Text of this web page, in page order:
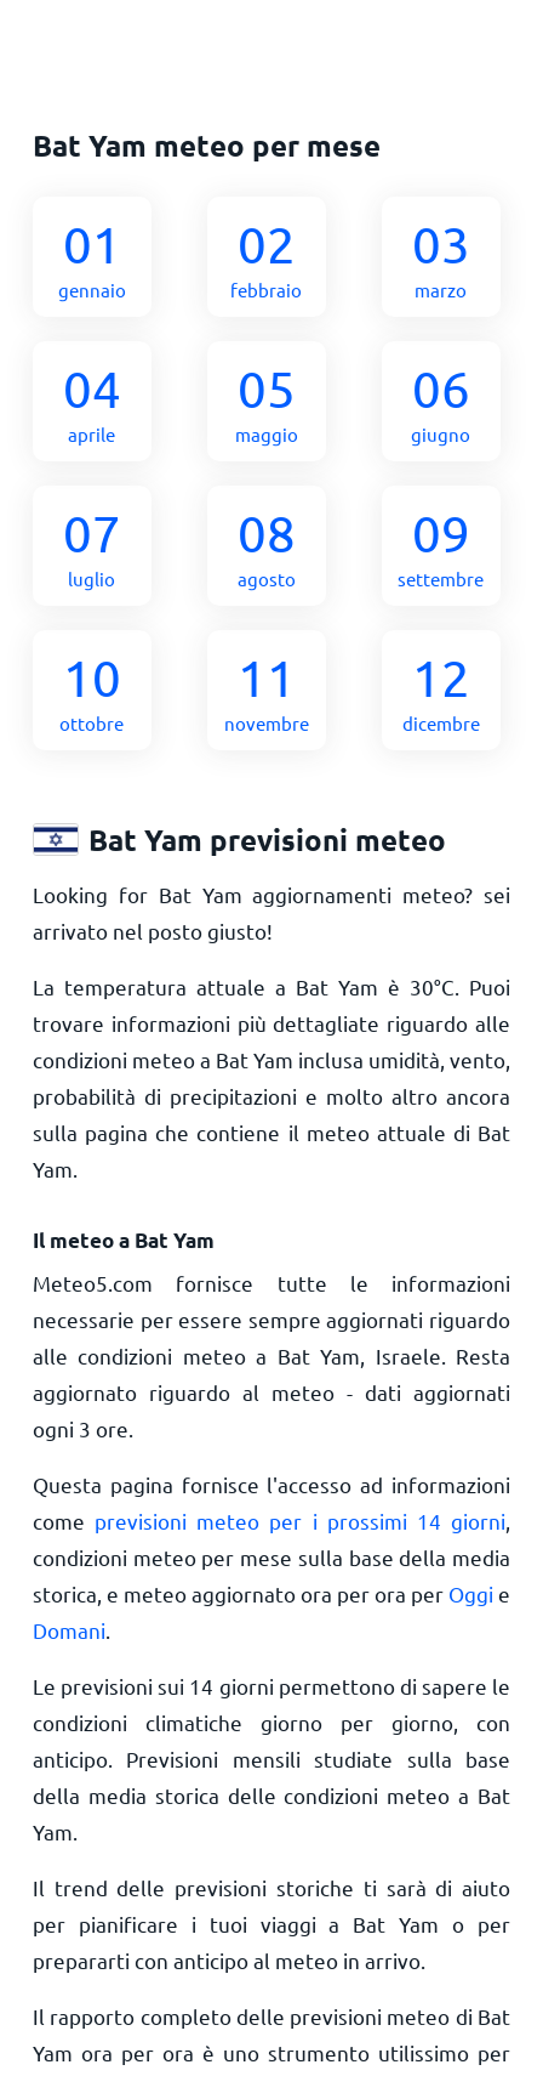
Bat Yam meteo per mese
01
gennaio
02
febbraio
03
marzo
04
aprile
05
maggio
06
giugno
07
luglio
08
agosto
09
settembre
10
ottobre
11
novembre
12
dicembre
Bat Yam previsioni meteo
Looking for Bat Yam aggiornamenti meteo? sei
arrivato nel posto giusto!
La temperatura attuale a Bat Yam è 30°C . Puoi
trovare informazioni più dettagliate riguardo alle
condizioni meteo a Bat Yam inclusa umidità, vento,
probabilità di precipitazioni e molto altro ancora
sulla pagina che contiene il meteo attuale di Bat
Yam.
Il meteo a Bat Yam
Meteo5.com fornisce tutte le informazioni
necessarie per essere sempre aggiornati riguardo
alle condizioni meteo a Bat Yam, Israele. Resta
aggiornato riguardo al meteo - dati aggiornati
ogni 3 ore.
Questa pagina fornisce l'accesso ad informazioni
come previsioni meteo per i prossimi 14 giorni
condizioni meteo per mese sulla base della media
storica, e meteo aggiornato ora per ora per Oggi e
Domani
Le previsioni sui 14 giorni permettono di sapere le
condizioni climatiche giorno per giorno, con
anticipo. Previsioni mensili studiate sulla base
della media storica delle condizioni meteo a Bat
Yam.
Il trend delle previsioni storiche ti sarà di aiuto
per pianificare i tuoi viaggi a Bat Yam o per
prepararti con anticipo al meteo in arrivo.
Il rapporto completo delle previsioni meteo di Bat
Yam ora per ora è uno strumento utilissimo per